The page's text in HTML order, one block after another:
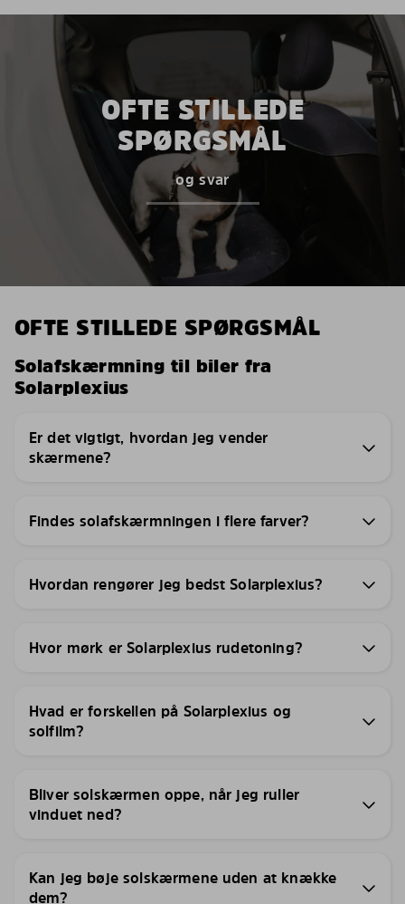
OFTE STILLEDE
SPØRGSMÅL
og svar
OFTE STILLEDE SPØRGSMÅL
Solafskærmning til biler fra
Solarplexius
Er det vigtigt, hvordan jeg vender
skærmene?
Findes solafskærmningen i flere farver?
Hvordan rengører jeg bedst Solarplexius?
Hvor mørk er Solarplexius rudetoning?
Hvad er forskellen på Solarplexius og
solfilm?
Bliver solskærmen oppe, når jeg ruller
vinduet ned?
Kan jeg bøje solskærmene uden at knække
dem?